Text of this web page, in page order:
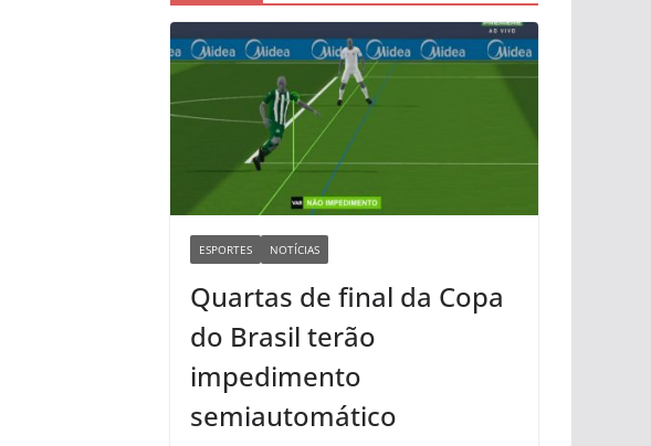
ESPORTES NOTÍCIAS
Quartas de final da Copa
do Brasil terão
impedimento
semiautomático